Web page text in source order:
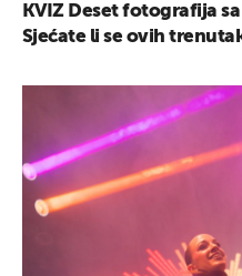
KVIZ Deset fotografija
Sjećate li se ovih